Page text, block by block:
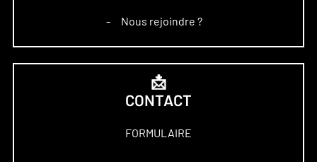
– Nous rejoindre ?
📩
CONTACT
FORMULAIRE